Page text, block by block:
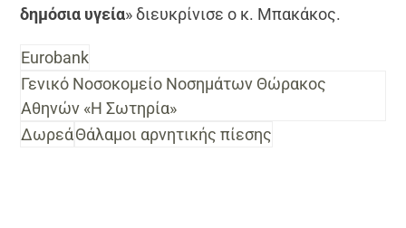
δημόσια υγεία» διευκρίνισε ο κ. Μπακάκος.
Eurobank
Γενικό Νοσοκομείο Νοσημάτων Θώρακος
Αθηνών «Η Σωτηρία»
ΔωρεάΘάλαμοι αρνητικής πίεσης